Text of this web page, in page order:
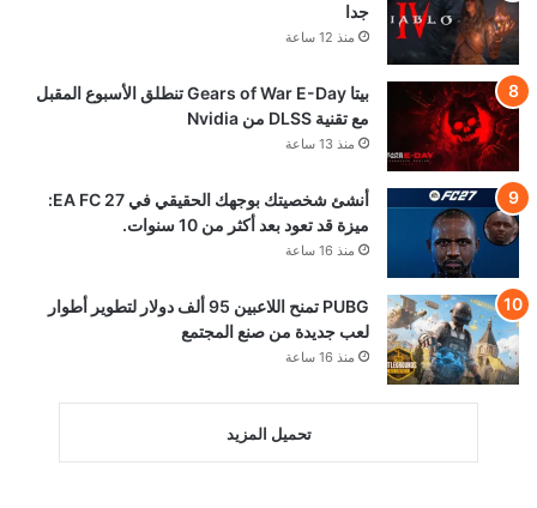
جدا
منذ 12 ساعة
بيتا Gears of War E-Day تنطلق الأسبوع المقبل
مع تقنية DLSS من Nvidia
منذ 13 ساعة
أنشئ شخصيتك بوجهك الحقيقي في EA FC 27:
ميزة قد تعود بعد أكثر من 10 سنوات.
منذ 16 ساعة
PUBG تمنح اللاعبين 95 ألف دولار لتطوير أطوار
لعب جديدة من صنع المجتمع
منذ 16 ساعة
تحميل المزيد